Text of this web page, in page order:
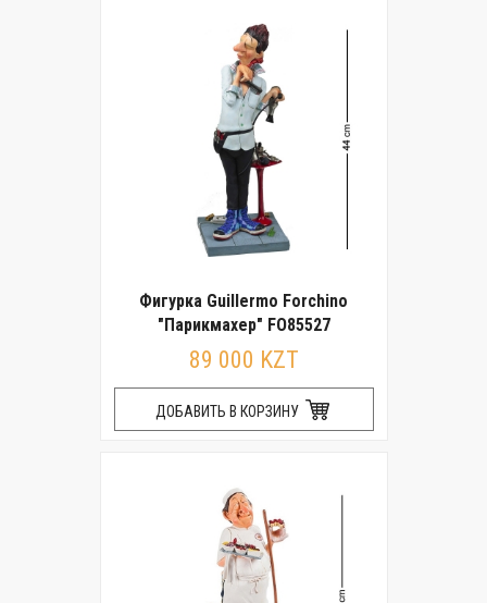
Фигурка Guillermo Forchino
"Парикмахер" FO85527
89 000 KZT
ДОБАВИТЬ В КОРЗИНУ